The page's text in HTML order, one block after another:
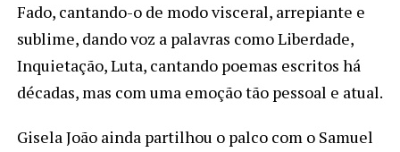
Fado, cantando-o de modo visceral, arrepiante e
sublime, dando voz a palavras como Liberdade,
Inquietação, Luta, cantando poemas escritos há
décadas, mas com uma emoção tão pessoal e atual.
Gisela João ainda partilhou o palco com o Samuel